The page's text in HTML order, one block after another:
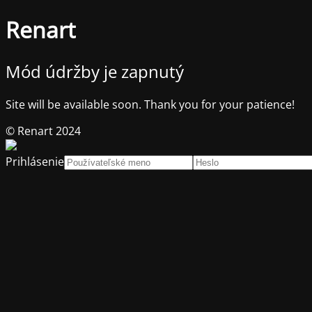
Renart
Mód údržby je zapnutý
Site will be available soon. Thank you for your patience!
© Renart 2024
Prihlásenie